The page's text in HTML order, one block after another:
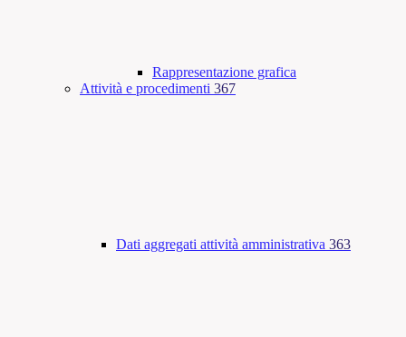
Rappresentazione grafica
Attività e procedimenti 367
Dati aggregati attività amministrativa 363